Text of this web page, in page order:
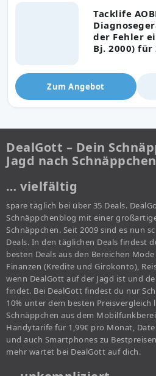
Tacklife
der Fehler
Bj. 2000) für
Zum Angebot
DealGott – Dein
Jagd nach
… vielfältig
spare täglich bei über 35 Deals.
Schnäppchenblog mit einer
Schnäppchen. Seit 2009 sind es nun
Deals. In den täglichen Deals findest
besten Deals aus den Bereichen
Finanzen (Kredite und Girokonto),
wenn DealGott auf der Jagd ist und
findet. Bei DealGott findest du nur
10% unter dem besten
Schnäppchen aus dem
Handytarife für 1,99€ pro Monat,
und auch Smartphones zu
mehr wartet bei DealGott auf dich.